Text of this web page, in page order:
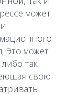
может
Это может
так
свою